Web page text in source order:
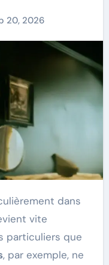
20, 2026
vite
particuliers que
, par exemple, ne